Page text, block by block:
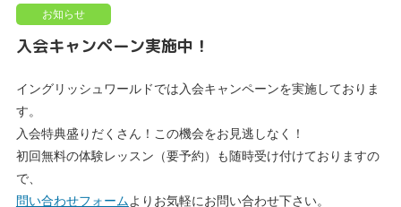
お知らせ
入会キャンペーン実施中！
イングリッシュワールドでは入会キャンペーンを実施しておりま
す。
入会特典盛りだくさん！この機会をお見逃しなく！
初回無料の体験レッスン（要予約）も随時受け付けておりますの
で、
問い合わせフォームよりお気軽にお問い合わせ下さい。